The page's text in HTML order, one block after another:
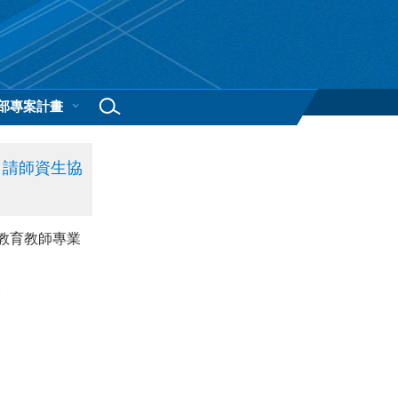
專案計畫
師資生協
育教師專業